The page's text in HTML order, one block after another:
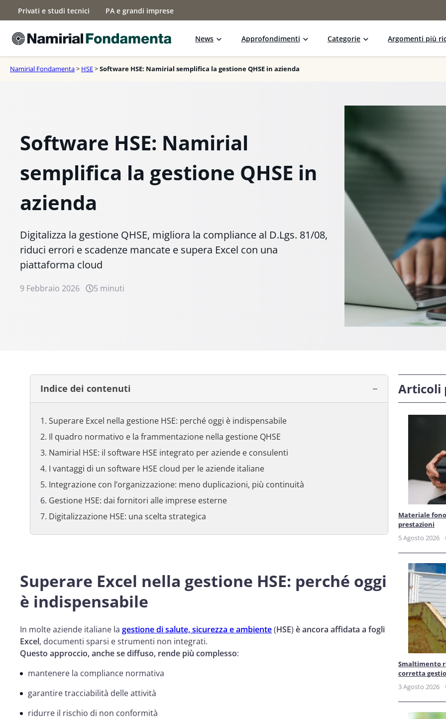
contenuto
Privati e studi tecnici PA e grandi imprese
News Approfondimenti Categorie Argomenti più
Namirial Fondamenta> HSE>Software HSE: Namirial semplifica la gestione QHSE in azienda
Software HSE: Namirial
semplifica la gestione QHSE in
azienda
Digitalizza la gestione QHSE, migliora la compliance al D.Lgs. 81/08,
riduci errori e scadenze mancate e supera Excel con una
piattaforma cloud
9 Febbraio 2026 5 minuti
Indice dei contenuti
Superare Excel nella gestione HSE: perché oggi è indispensabile
Il quadro normativo e la frammentazione nella gestione QHSE
Namirial HSE: il software HSE integrato per aziende e consulenti
I vantaggi di un software HSE cloud per le aziende italiane
Integrazione con l’organizzazione: meno duplicazioni, più continuità
Gestione HSE: dai fornitori alle imprese esterne
Digitalizzazione HSE: una scelta strategica
Superare Excel nella gestione HSE: perché oggi
è indispensabile
In molte aziende italiane la gestione di salute, sicurezza e ambiente(HSE) è ancora affidata a fogli
Excel, documenti sparsi e strumenti non integrati.
Questo approccio, anche se diffuso, rende più complesso:
mantenere la compliance normativa
garantire tracciabilità delle attività
ridurre il rischio di non conformità
Articoli
Materiale
prestazioni
5 Agosto 2026
Smaltimento
corretta
3 Agosto 2026